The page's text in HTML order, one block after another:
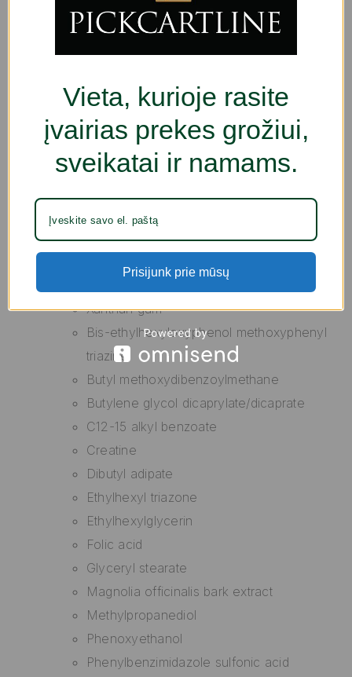
Pridedama:
Maksimālais leņķis:
Sodium hyaluronate
Sodium chloride
Sodium hydroxide
Sodium sulfate
Tapioca starch
Xanthan gum
Bis-ethylhexyloxyphenol methoxyphenyl
triazine
Butyl methoxydibenzoylmethane
Butylene glycol dicaprylate/dicaprate
C12-15 alkyl benzoate
Creatine
Dibutyl adipate
Ethylhexyl triazone
Ethylhexylglycerin
Folic acid
Glyceryl stearate
Magnolia officinalis bark extract
Methylpropanediol
Phenoxyethanol
Phenylbenzimidazole sulfonic acid
Vieta, kurioje rasite
įvairias prekes grožiui,
sveikatai ir namams.
Prisijunk prie mūsų